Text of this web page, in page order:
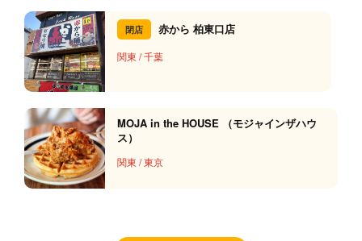
閉店 赤から 柏東口店
関東 /千葉
MOJA in the HOUSE （モジャインザハウ
ス）
関東 /東京